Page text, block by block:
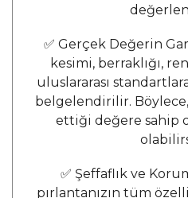
✅ Gerçek Değerin
kesimi, berraklığı,
uluslararası
belgelendirilir.
ettiği değere sahip
✅ Şeffaflık ve
pırlantanızın tüm